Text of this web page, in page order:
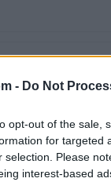
- Do Not
opt-out of the sale,
for targeted
selection. Please
interest-based